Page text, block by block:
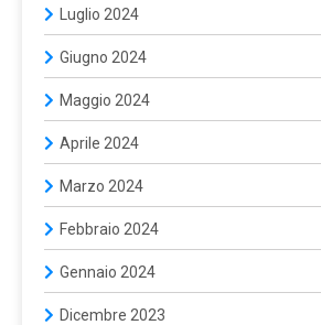
Luglio 2024
Giugno 2024
Maggio 2024
Aprile 2024
Marzo 2024
Febbraio 2024
Gennaio 2024
Dicembre 2023